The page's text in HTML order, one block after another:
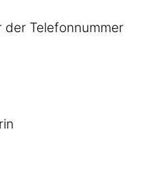
der Telefonnummer